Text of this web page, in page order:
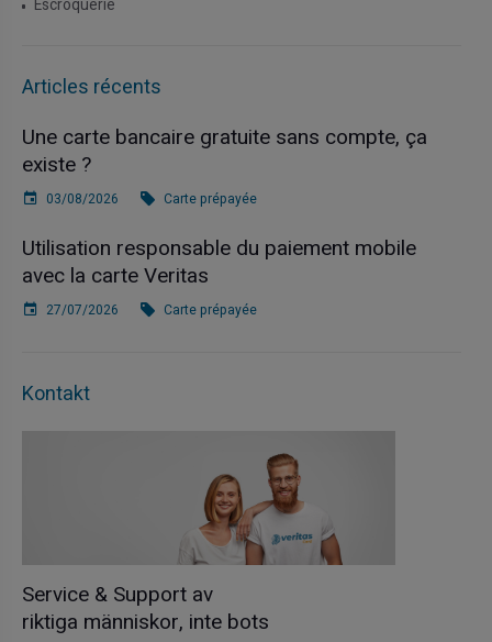
Escroquerie
Articles récents
Une carte bancaire gratuite sans compte, ça
existe ?
03/08/2026 Carte prépayée
Utilisation responsable du paiement mobile
avec la carte Veritas
27/07/2026 Carte prépayée
Kontakt
Service & Support av
riktiga människor, inte bots